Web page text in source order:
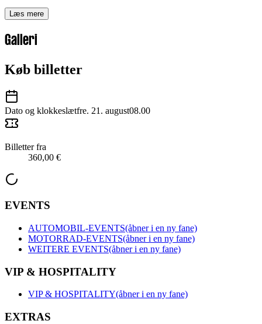
Læs mere
Galleri
Køb billetter
Dato og klokkeslætfre. 21. august08.00
Billetter fra
360,00 €
EVENTS
AUTOMOBIL-EVENTS(åbner i en ny fane)
MOTORRAD-EVENTS(åbner i en ny fane)
WEITERE EVENTS(åbner i en ny fane)
VIP & HOSPITALITY
VIP & HOSPITALITY(åbner i en ny fane)
EXTRAS